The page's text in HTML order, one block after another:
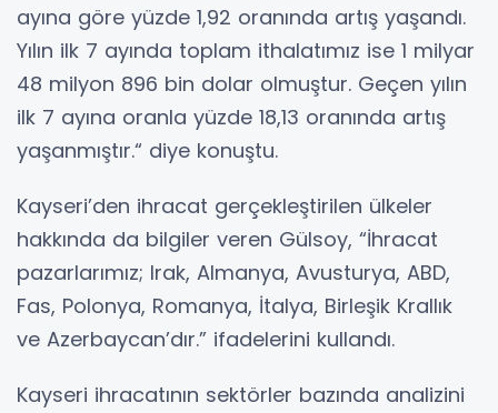
ayına göre yüzde 1,92 oranında artış yaşandı.
Yılın ilk 7 ayında toplam ithalatımız ise 1 milyar
48 milyon 896 bin dolar olmuştur. Geçen yılın
ilk 7 ayına oranla yüzde 18,13 oranında artış
yaşanmıştır.“ diye konuştu.
Kayseri’den ihracat gerçekleştirilen ülkeler
hakkında da bilgiler veren Gülsoy, “İhracat
pazarlarımız; Irak, Almanya, Avusturya, ABD,
Fas, Polonya, Romanya, İtalya, Birleşik Krallık
ve Azerbaycan’dır.” ifadelerini kullandı.
Kayseri ihracatının sektörler bazında analizini